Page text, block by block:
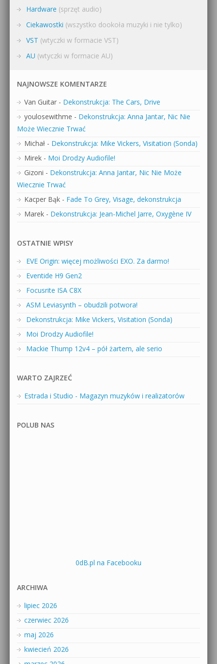
Hardware (sprzęt audio)
Ciekawostki (wszystko dookoła muzyki i nie tylko)
VST (wtyczki w formacie VST)
AU (wtyczki w formacie AU)
NAJNOWSZE KOMENTARZE
Van Guitar - Dekonstrukcja: The Cars, Drive
youlosewithme - Dekonstrukcja: Anna Jantar, Nic Nie
Może Wiecznie Trwać
Michał - Dekonstrukcja: Mike Vickers, Visitation (Sonda)
Mirek - Moi Drodzy Audiofile!
Gizoni - Dekonstrukcja: Anna Jantar, Nic Nie Może
Wiecznie Trwać
Kacper Bąk - Fade To Grey, Visage, dekonstrukcja
Marek - Dekonstrukcja: Jean-Michel Jarre, Oxygène IV
OSTATNIE WPISY
EVE Origin: więcej możliwości EXO. Za darmo!
Eventide H9 Gen2
Focusrite ISA C8X
ASM Leviasynth – obudzili potwora!
Dekonstrukcja: Mike Vickers, Visitation (Sonda)
Moi Drodzy Audiofile!
Mackie Thump 12v4 – pół żartem, ale serio
WARTO ZAJRZEĆ
Estrada i Studio - Magazyn muzyków i realizatorów
POLUB NAS
0dB.pl na Facebooku
ARCHIWA
lipiec 2026
czerwiec 2026
maj 2026
kwiecień 2026